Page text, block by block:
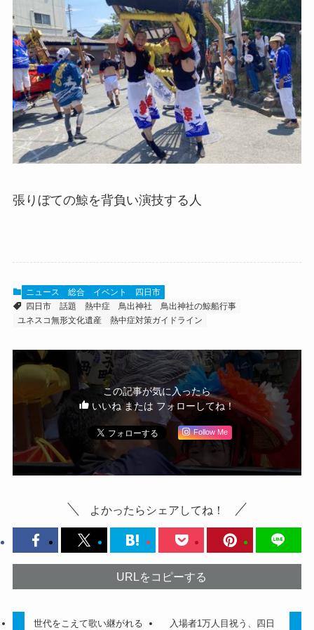
張りぼての鯨を背負い演技する人
ニュース 総合 イベント
四日市
四日市 話題
熱中症 鳥出神社
鳥出神社の鯨船行事
ユネスコ無形文化遺産
熱中症対策ガイドライン
この記事が気に入ったら
いいね または フォローしてね！
Follow Me
よかったらシェアしてね！
URLをコピーする
世代をこえて歌い継がれる
入場者1万人目祝う、四日